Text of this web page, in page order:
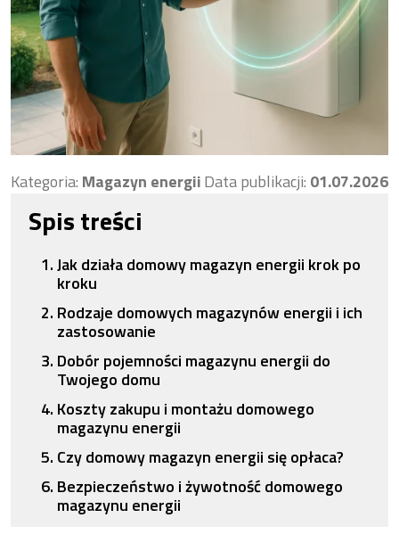
Kategoria: Magazyn energiiData publikacji: 01.07.2026
Spis treści
Jak działa domowy magazyn energii krok po
kroku
Rodzaje domowych magazynów energii i ich
zastosowanie
Dobór pojemności magazynu energii do
Twojego domu
Koszty zakupu i montażu domowego
magazynu energii
Czy domowy magazyn energii się opłaca?
Bezpieczeństwo i żywotność domowego
magazynu energii